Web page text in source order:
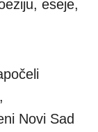
eseje,
Novi Sad